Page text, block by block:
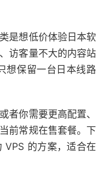
是想低价体验日本软
访客量不大的内容站
想保留一台日本线路
者你需要更高配置、
前常规在售套餐。下
VPS 的方案，适合在